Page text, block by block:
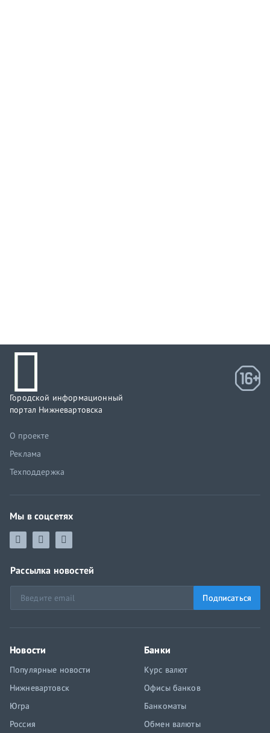
Городской информационный
портал Нижневартовска
О проекте
Реклама
Техподдержка
Мы в соцсетях
Рассылка новостей
Подписаться
Новости
Популярные новости
Нижневартовск
Югра
Россия
Банки
Курс валют
Офисы банков
Банкоматы
Обмен валюты